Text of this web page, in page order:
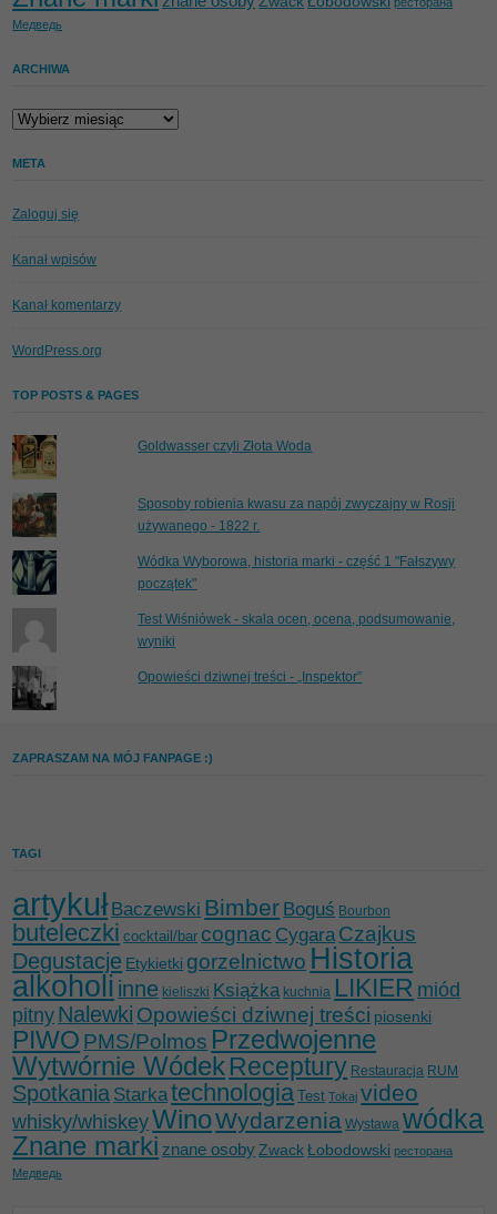
Медведь
ARCHIWA
Archiwa
META
Zaloguj się
Kanał wpisów
Kanał komentarzy
WordPress.org
TOP POSTS & PAGES
Goldwasser czyli Złota Woda
Sposoby robienia kwasu za napój zwyczajny w Rosji
używanego - 1822 r.
Wódka Wyborowa, historia marki - część 1 "Fałszywy
początek"
Test Wiśniówek - skala ocen, ocena, podsumowanie,
wyniki
Opowieści dziwnej treści - „Inspektor”
ZAPRASZAM NA MÓJ FANPAGE :)
TAGI
artykułBaczewski Bimber Boguś Bourbon
buteleczki cocktail/bar cognac Cygara Czajkus
Degustacje Etykietki gorzelnictwo Historia
alkoholi inne kieliszki Książka kuchnia LIKIER miód
pitny Nalewki Opowieści dziwnej treści piosenki
PIWO PMS/Polmos Przedwojenne
Wytwórnie WódekReceptury Restauracja RUM
Spotkania Starkatechnologia Test Tokaj video
whisky/whiskeyWinoWydarzenia Wystawa wódka
Znane marki znane osoby Zwack Łobodowski ресторана
Медведь